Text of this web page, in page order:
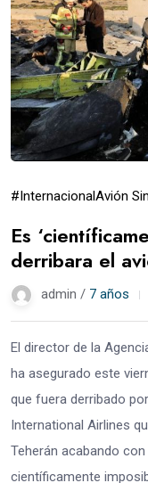
#InternacionalAvión
Es
derribara el
admin / 7 años
El director de la
ha asegurado este
que fuera derribado
International Airlines
Teherán acabando
científicamente